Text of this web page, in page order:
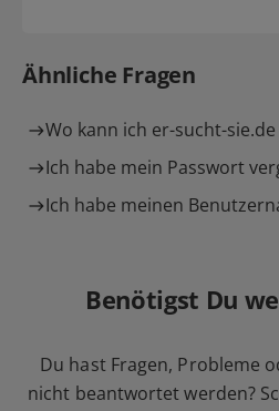
Ähnliche Fragen
Wo kann ich er-sucht-
Ich habe mein Passwort
Ich habe meinen
Benötigst Du
Du hast Fragen, Probleme
nicht beantwortet werden?